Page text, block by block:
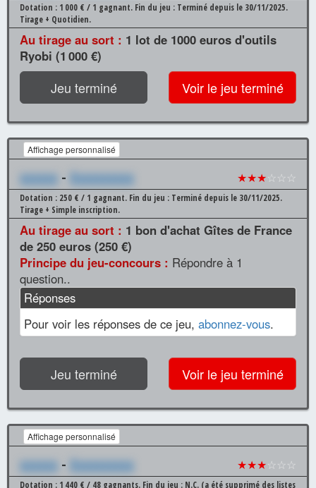
Dotation : 1 000 € / 1 gagnant. Fin du jeu : Terminé depuis le 30/11/2025.
Tirage + Quotidien.
Au tirage au sort : 1 lot de 1000 euros d'outils
Ryobi (1 000 €)
Jeu terminé Voir le jeu terminé
Affichage personnalisé
xxxxxx - Xxxxxxxxxx ★★★☆☆☆
Dotation : 250 € / 1 gagnant. Fin du jeu : Terminé depuis le 30/11/2025.
Tirage + Simple inscription.
Au tirage au sort : 1 bon d'achat Gîtes de France
de 250 euros (250 €)
Principe du jeu-concours : Répondre à 1
question..
Réponses
Pour voir les réponses de ce jeu, abonnez-vous.
Jeu terminé Voir le jeu terminé
Affichage personnalisé
xxxxxx - Xxxxxxxxxx ★★★☆☆☆
Dotation : 1 440 € / 48 gagnants. Fin du jeu : N.C. (a été supprimé des listes